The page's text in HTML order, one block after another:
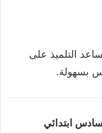
التلميذ على
بسهولة.
ابتدائي